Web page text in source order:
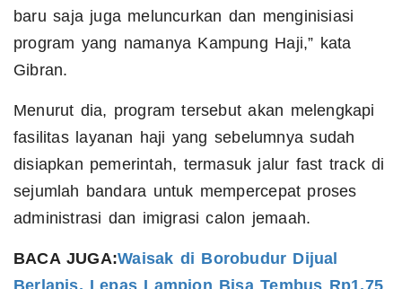
baru saja juga meluncurkan dan menginisiasi
program yang namanya Kampung Haji,” kata
Gibran.
Menurut dia, program tersebut akan melengkapi
fasilitas layanan haji yang sebelumnya sudah
disiapkan pemerintah, termasuk jalur fast track di
sejumlah bandara untuk mempercepat proses
administrasi dan imigrasi calon jemaah.
BACA JUGA:Waisak di Borobudur Dijual